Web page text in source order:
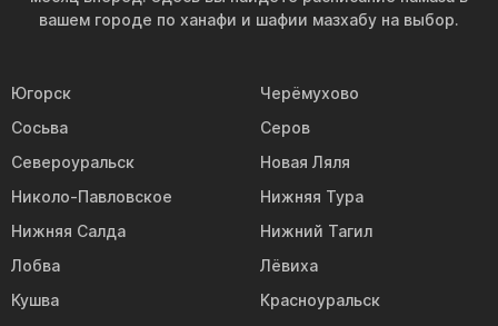
вашем городе по ханафи и шафии мазхабу на выбор.
Югорск
Черёмухово
Сосьва
Серов
Североуральск
Новая Ляля
Николо-Павловское
Нижняя Тура
Нижняя Салда
Нижний Тагил
Лобва
Лёвиха
Кушва
Красноуральск